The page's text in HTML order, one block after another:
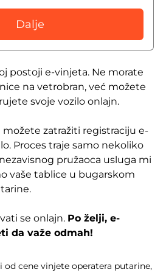
postoji e-vinjeta. Ne morate
na vetrobran, već možete
svoje vozilo onlajn.
možete zatražiti registraciju e-
Proces traje samo nekoliko
pružaoca usluga mi
vaše tablice u bugarskom
se onlajn. Po želji, e-
da važe odmah!
od cene vinjete operatera putarine,
Dalje